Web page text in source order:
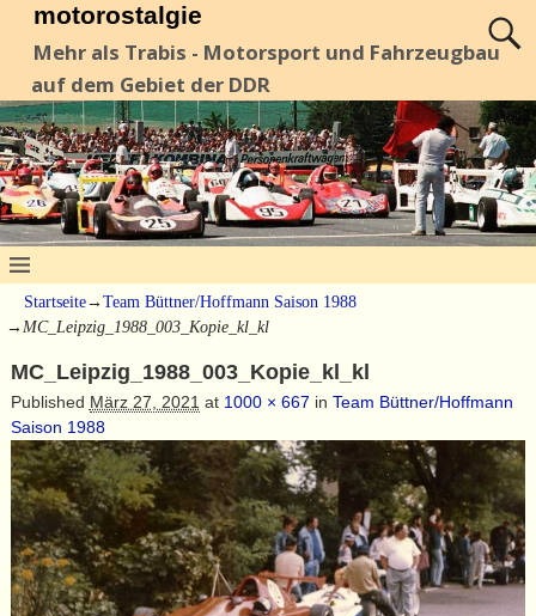
motorostalgie
Mehr als Trabis - Motorsport und Fahrzeugbau
auf dem Gebiet der DDR
Startseite→ Team Büttner/Hoffmann Saison 1988
→ MC_Leipzig_1988_003_Kopie_kl_kl
MC_Leipzig_1988_003_Kopie_kl_kl
Published März 27, 2021 at 1000 × 667 in Team Büttner/Hoffmann
Saison 1988